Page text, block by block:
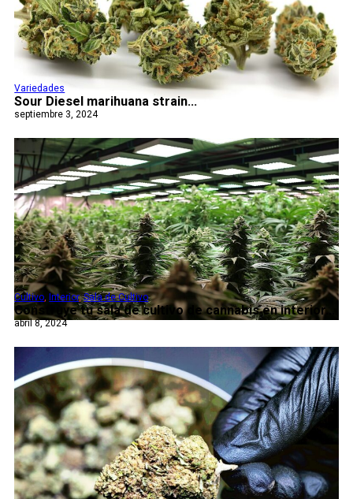
Sour Diesel marihuana strain...
Variedades
septiembre 3, 2024
Construye tu sala de cultivo de cannabis en interior...
Cultivo ,Interior,Sala de Cultivo
abril 8, 2024